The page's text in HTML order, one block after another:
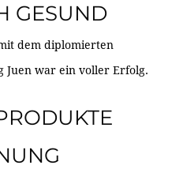
GESUND
dem diplomierten
Juen war ein voller Erfolg.